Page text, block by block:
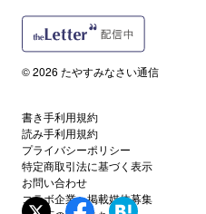
誰でも
2025.10.28
誰でも
かっこいい
2025.10.19
© 2026 たやすみなさい通信
書き手利用規約
読み手利用規約
プライバシーポリシー
特定商取引法に基づく表示
お問い合わせ
コラボ企業・掲載媒体募集